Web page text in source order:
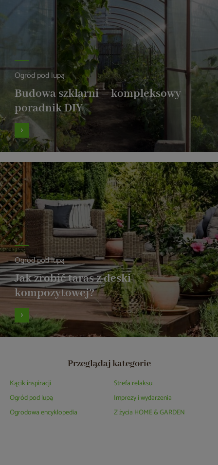
Ogród pod lupą
Budowa szklarni – kompleksowy
poradnik DIY
Ogród pod lupą
Jak zrobić taras z deski
kompozytowej?
Przeglądaj kategorie
Kącik inspiracji
Ogród pod lupą
Ogrodowa encyklopedia
Strefa relaksu
Imprezy i wydarzenia
Z życia HOME & GARDEN